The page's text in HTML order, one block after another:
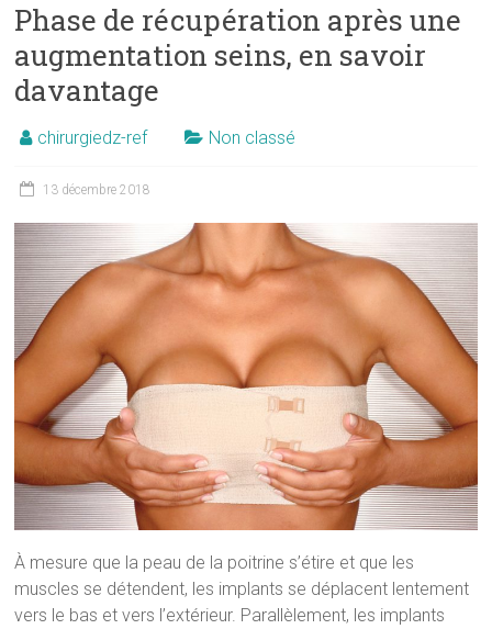
800
400
Phase de récupération après une
augmentation seins, en savoir
davantage
chirurgiedz-ref Non classé
13 décembre 2018
À mesure que la peau de la poitrine s’étire et que les
muscles se détendent, les implants se déplacent lentement
vers le bas et vers l’extérieur. Parallèlement, les implants